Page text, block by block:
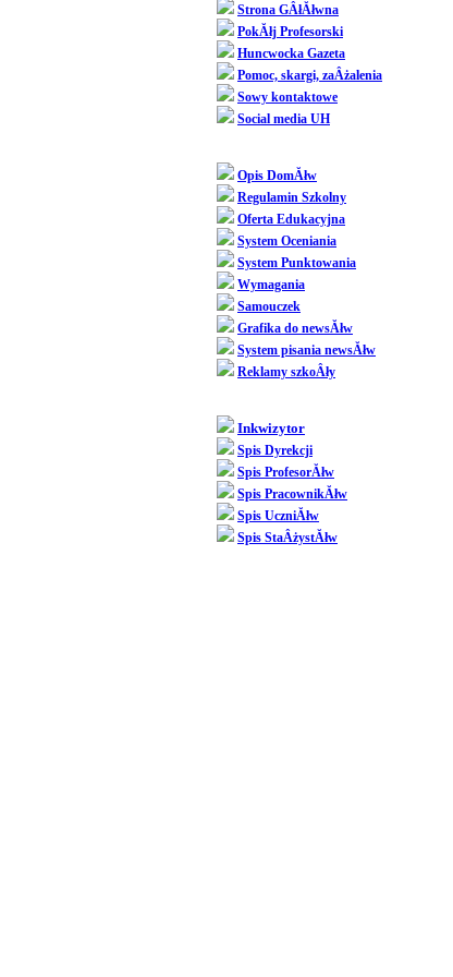
Strona GÂłĂłwna
PokĂłj Profesorski
Huncwocka Gazeta
Pomoc, skargi, zaÂżalenia
Sowy kontaktowe
Social media UH
Opis DomĂłw
Regulamin Szkolny
Oferta Edukacyjna
System Oceniania
System Punktowania
Wymagania
Samouczek
Grafika do newsĂłw
System pisania newsĂłw
Reklamy szkoÂły
Inkwizytor
Spis Dyrekcji
Spis ProfesorĂłw
Spis PracownikĂłw
Spis UczniĂłw
Spis StaÂżystĂłw